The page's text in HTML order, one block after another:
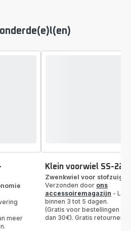
meer
Klein voorwiel SS-
Zwenkwiel voor stofzuiger
Verzonden door ons
accessoiremagazijn -
binnen 3 tot 5 dagen.
(Gratis voor bestellingen
dan 30€). Gratis